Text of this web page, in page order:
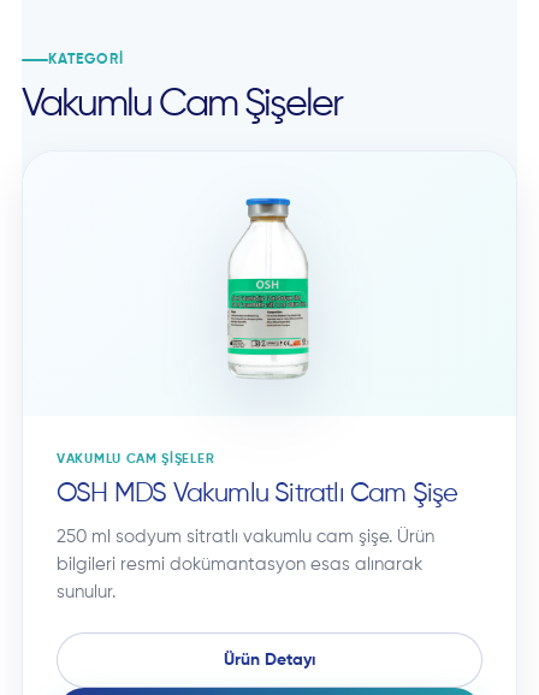
KATEGORI
Vakumlu Cam Şişeler
VAKUMLU CAM ŞIŞELER
OSH MDS Vakumlu Sitratlı Cam Şişe
250 ml sodyum sitratlı vakumlu cam şişe. Ürün
bilgileri resmi dokümantasyon esas alınarak
sunulur.
Ürün Detayı